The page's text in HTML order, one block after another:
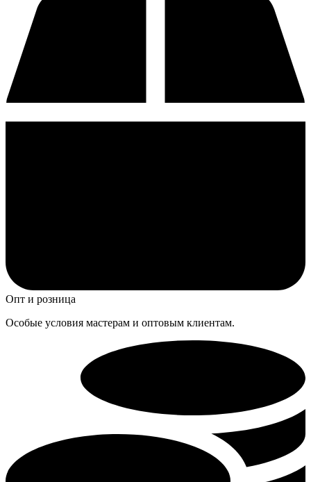
Опт и розница
Особые условия мастерам и оптовым клиентам.